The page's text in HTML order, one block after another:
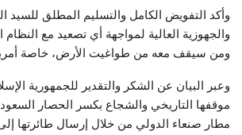
وأكد التفويض الكامل والتسليم المطلق للسيد
والجهوزية العالية لمواجهة أي تصعيد مع
ومن سيقف معه من طواغيت الأرض، خاصة
وعبر البيان عن الشكر والتقدير للجمهورية
موقفها التاريخي والشجاع بكسر الحصار
مطار صنعاء الدولي من خلال إرسال طائرتها